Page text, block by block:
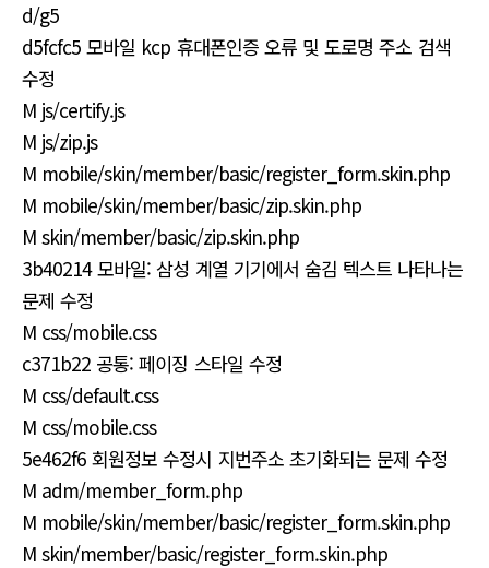
d/g5
d5fcfc5 모바일 kcp 휴대폰인증 오류 및 도로명 주소 검색
수정
M js/certify.js
M js/zip.js
M mobile/skin/member/basic/register_form.skin.php
M mobile/skin/member/basic/zip.skin.php
M skin/member/basic/zip.skin.php
3b40214 모바일: 삼성 계열 기기에서 숨김 텍스트 나타나는
문제 수정
M css/mobile.css
c371b22 공통: 페이징 스타일 수정
M css/default.css
M css/mobile.css
5e462f6 회원정보 수정시 지번주소 초기화되는 문제 수정
M adm/member_form.php
M mobile/skin/member/basic/register_form.skin.php
M skin/member/basic/register_form.skin.php